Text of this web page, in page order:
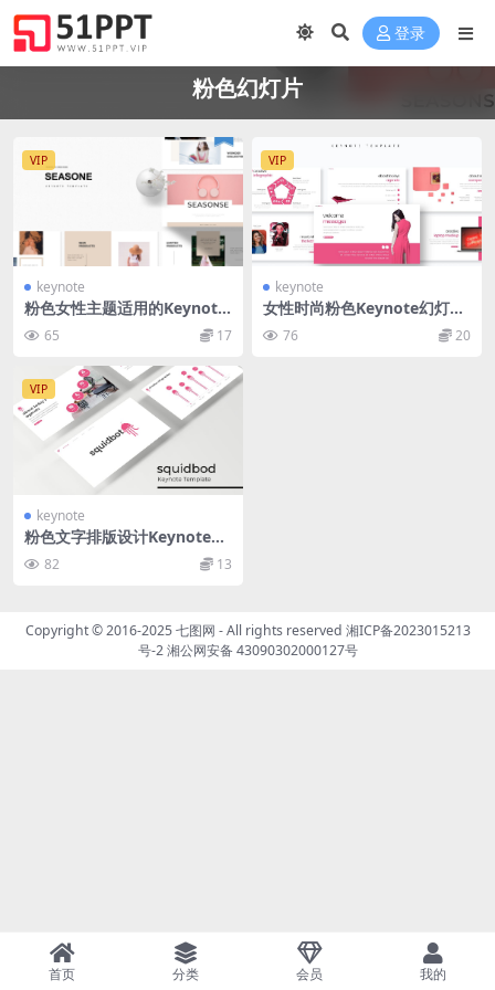
登录
粉色幻灯片
VIP
keynote
粉色女性主题适用的Keynote
幻灯片模板 Seasone | Keyn
ote Template
65 17
VIP
keynote
女性时尚粉色Keynote幻灯片
设计模板 Instamora – Keyn
ote Template
76 20
VIP
keynote
粉色文字排版设计Keynote幻
灯片模板 Squidbod – Keyno
te Template
82 13
Copyright © 2016-2025七图网 - All rights reserved 湘ICP备2023015213
号-2湘公网安备 43090302000127号
首页 分类 会员 我的